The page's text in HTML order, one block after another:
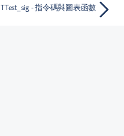
TTest_sig - 指令碼與圖表函數